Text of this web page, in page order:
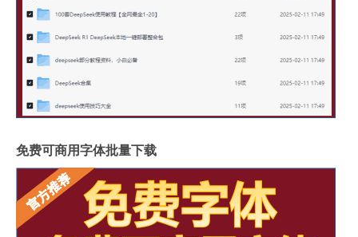
免费可商用字体批量下载